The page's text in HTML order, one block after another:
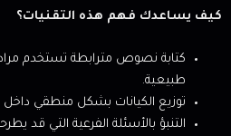
كيف يساعدك فهم هذه التقنيات؟
كتابة نصوص مترابطة تستخدم
طبيعية.
توزيع الكيانات بشكل منطقي داخل
التنبؤ بالأسئلة الفرعية التي قد